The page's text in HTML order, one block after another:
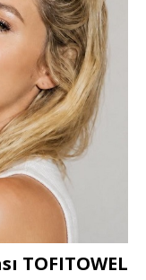
TOFITOWEL